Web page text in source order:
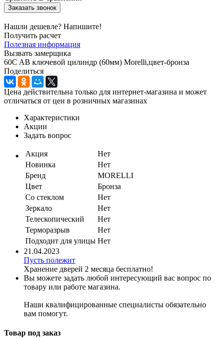
Заказать звонок
Нашли дешевле? Напишите!
Получить расчет
Полезная информация
Вызвать замерщика
60C AB ключевой цилиндр (60мм) Morelli,цвет-бронза
Поделиться
Цена действительна только для интернет-магазина и может
отличаться от цен в розничных магазинах
Характеристики
Акции
Задать вопрос
Акция
Нет
Новинка
Нет
Бренд
MORELLI
Цвет
Бронза
Со стеклом
Нет
Зеркало
Нет
Телескопический
Нет
Терморазрыв
Нет
Подходит для улицы Нет
21.04.2023
Пусть полежит
Хранение дверей 2 месяца бесплатно!
Вы можете задать любой интересующий вас вопрос по
товару или работе магазина.
Наши квалифицированные специалисты обязательно
вам помогут.
Товар под заказ